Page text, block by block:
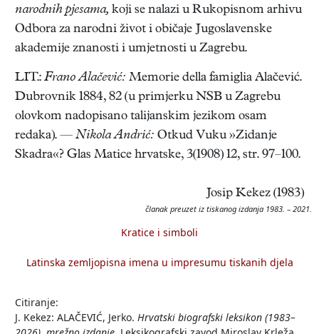
narodnih pjesama, koji se nalazi u Rukopisnom arhivu
Odbora za narodni život i običaje Jugoslavenske
akademije znanosti i umjetnosti u Zagrebu.
LIT.: Frano Alačević: Memorie della famiglia Alačević.
Dubrovnik 1884, 82 (u primjerku NSB u Zagrebu
olovkom nadopisano talijanskim jezikom osam
redaka). — Nikola Andrić: Otkud Vuku »Zidanje
Skadra«? Glas Matice hrvatske, 3(1908) 12, str. 97–100.
Josip Kekez (1983)
članak preuzet iz tiskanog izdanja 1983. – 2021.
Kratice i simboli
Latinska zemljopisna imena u impresumu tiskanih djela
Citiranje:
J. Kekez: ALAČEVIĆ, Jerko. Hrvatski biografski leksikon (1983–